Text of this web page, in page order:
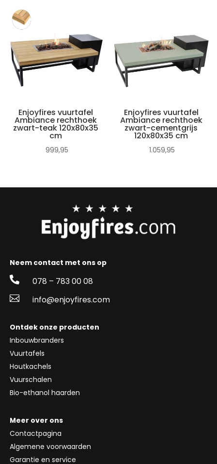
Enjoyfires vuurtafel
Ambiance rechthoek
zwart-teak 120x80x35
cm
999,95
Enjoyfires vuurtafel
Ambiance rechthoek
zwart-cementgrijs
120x80x35 cm
1.059,95
Neem contact met ons op
 078 – 783 00 08
 info@enjoyfires.com
Ontdek onze producten
Inbouwbranders
Vuurtafels
Houtkachels
Vuurschalen
Bio-ethanol haarden
Meer over ons
Contactpagina
Algemene voorwaarden
Garantie en service